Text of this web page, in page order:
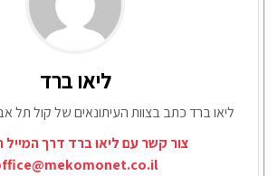
ליאו ברד
ליאו ברד כתב בצוות העיתונאים של קול תל
צור קשר עם ליאו ברד דרך המייל